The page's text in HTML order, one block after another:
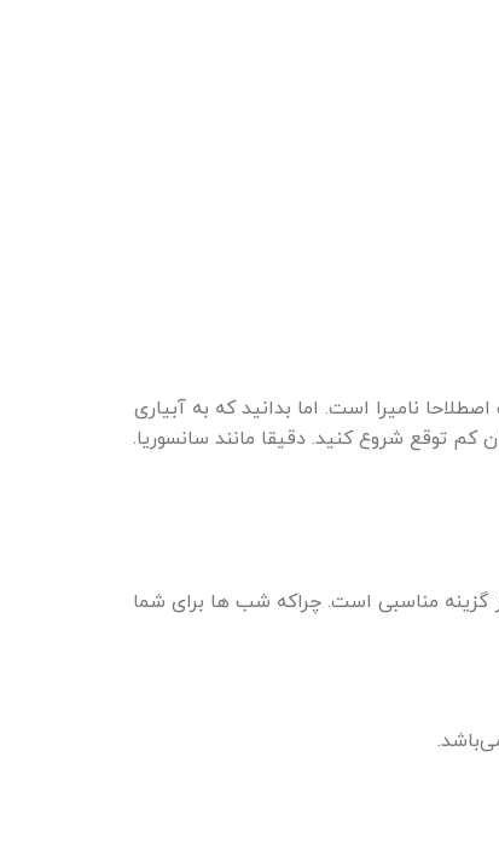
نامیرا است. اما بدانید که به آبیاری
توقع شروع کنید. دقیقا مانند سانسوریا.
گزینه مناسبی است. چراکه شب ها برای شما